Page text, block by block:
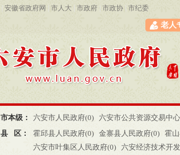
安徽省政府网 市人大 市政府 市政协 市纪委
老人
市本级： 六安市人民政府(0) 六安市公共资源交易中
县 区：
霍邱县人民政府(0) 金寨县人民政府(0) 霍
六安市叶集区人民政府(0) 六安经济技术开